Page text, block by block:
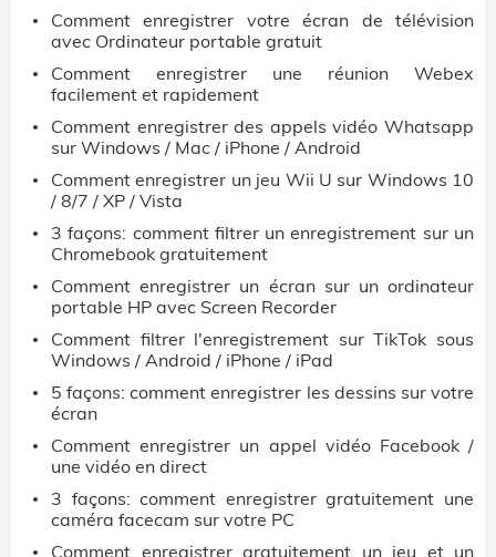
Comment enregistrer votre écran de télévision
avec Ordinateur portable gratuit
Comment enregistrer une réunion Webex
facilement et rapidement
Comment enregistrer des appels vidéo Whatsapp
sur Windows / Mac / iPhone / Android
Comment enregistrer un jeu Wii U sur Windows 10
/ 8/7 / XP / Vista
3 façons: comment filtrer un enregistrement sur un
Chromebook gratuitement
Comment enregistrer un écran sur un ordinateur
portable HP avec Screen Recorder
Comment filtrer l'enregistrement sur TikTok sous
Windows / Android / iPhone / iPad
5 façons: comment enregistrer les dessins sur votre
écran
Comment enregistrer un appel vidéo Facebook /
une vidéo en direct
3 façons: comment enregistrer gratuitement une
caméra facecam sur votre PC
Comment enregistrer gratuitement un jeu et un